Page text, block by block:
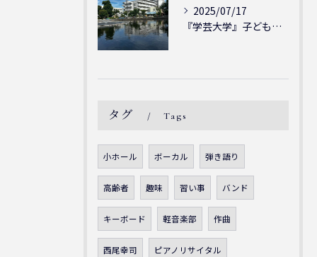
2025/07/17
『学芸大学』子どもには子どもの表現が大切！シェリー・アーツ音...
タグ Tags
小ホール ボーカル 弾き語り
高齢者 趣味 習い事 バンド
キーボード 軽音楽部 作曲
西尾幸司 ピアノリサイタル